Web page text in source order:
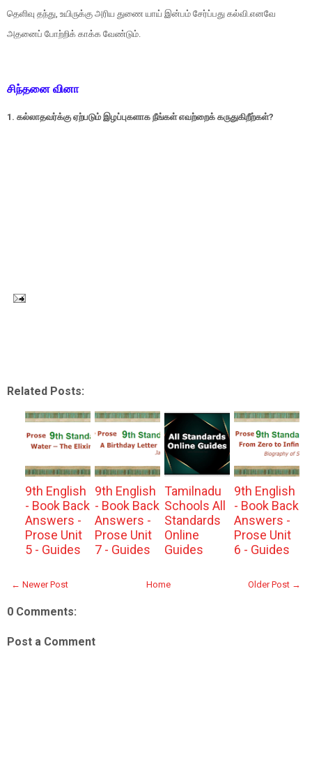
தெளிவு தந்து, உயிருக்கு அரிய துணை யாய் இன்பம் சேர்ப்பது கல்வி.எனவே
அதனைப் போற்றிக் காக்க வேண்டும்.
சிந்தனை வினா
1. கல்லாதவர்க்கு ஏற்படும் இழப்புகளாக நீங்கள் எவற்றைக் கருதுகிறீற்கள்?
Related Posts:
9th English
- Book Back
Answers -
Prose Unit
5 - Guides
9th English
- Book Back
Answers -
Prose Unit
7 - Guides
Tamilnadu
Schools All
Standards
Online
Guides
9th English
- Book Back
Answers -
Prose Unit
6 - Guides
← Newer Post Older Post →
Home
0 Comments:
Post a Comment